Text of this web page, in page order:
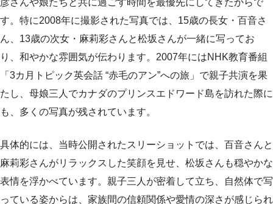
す。特に2008年に撮影された写真では、15歳の長女・百音さ
ん、13歳の次女・麻莉彩さんと松坂さんが一緒に写ってお
り、和やかな雰囲気が伝わります。2007年にはNHK教育番組
「3カ月トピック英会話 “赤毛のアン”への旅」で親子共演を果
たし、母娘三人でカナダのプリンスエドワード島を訪れた際に
も、多くの写真が残されています。
具体的には、当時公開されたスリーショットでは、百音さんと
麻莉彩さんがリラックスした笑顔を見せ、松坂さんも穏やかな
表情を浮かべています。親子三人が密着して立ち、自然体で写
っている姿からは、家族間の信頼関係や愛情の深さが感じられ